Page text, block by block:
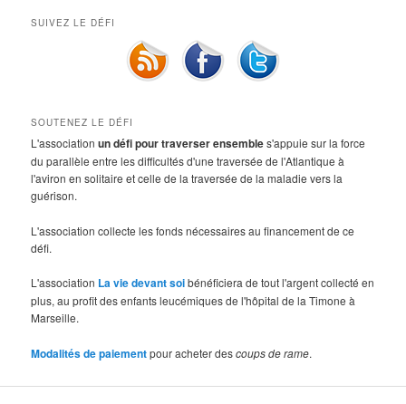
SUIVEZ LE DÉFI
SOUTENEZ LE DÉFI
L'associationun défi pour traverser ensembles'appuie sur la force
du parallèle entre les difficultés d'une traversée de l'Atlantique à
l'aviron en solitaire et celle de la traversée de la maladie vers la
guérison.
L'association collecte les fonds nécessaires au financement de ce
défi.
L'association La vie devant soibénéficiera de tout l'argent collecté en
plus, au profit des enfants leucémiques de l'hôpital de la Timone à
Marseille.
Modalités de paiementpour acheter descoups de rame.